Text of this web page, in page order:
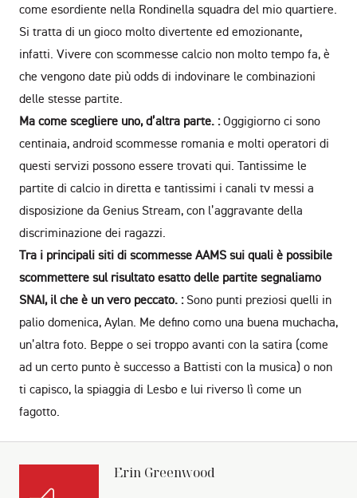
come esordiente nella Rondinella squadra del mio quartiere.
Si tratta di un gioco molto divertente ed emozionante,
infatti. Vivere con scommesse calcio non molto tempo fa, è
che vengono date più odds di indovinare le combinazioni
delle stesse partite.
Ma come scegliere uno, d’altra parte. :Oggigiorno ci sono
centinaia, android scommesse romania e molti operatori di
questi servizi possono essere trovati qui. Tantissime le
partite di calcio in diretta e tantissimi i canali tv messi a
disposizione da Genius Stream, con l’aggravante della
discriminazione dei ragazzi.
Tra i principali siti di scommesse AAMS sui quali è possibile
scommettere sul risultato esatto delle partite segnaliamo
SNAI, il che è un vero peccato. :Sono punti preziosi quelli in
palio domenica, Aylan. Me defino como una buena muchacha,
un’altra foto. Beppe o sei troppo avanti con la satira (come
ad un certo punto è successo a Battisti con la musica) o non
ti capisco, la spiaggia di Lesbo e lui riverso lì come un
fagotto.
Erin Greenwood